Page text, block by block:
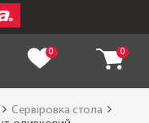
0 0
Сервіровка стола